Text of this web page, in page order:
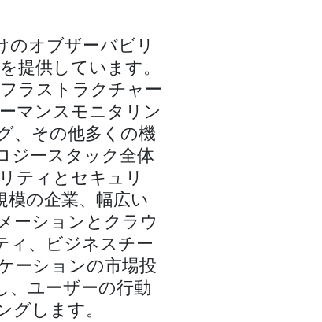
のオブザーバビリ
提供しています。
ラストラクチャー
マンスモニタリン
、その他多くの機
ジースタック全体
ティとセキュリ
の企業、幅広い
ーションとクラウ
ィ、ビジネスチー
ーションの市場投
、ユーザーの行動
します。